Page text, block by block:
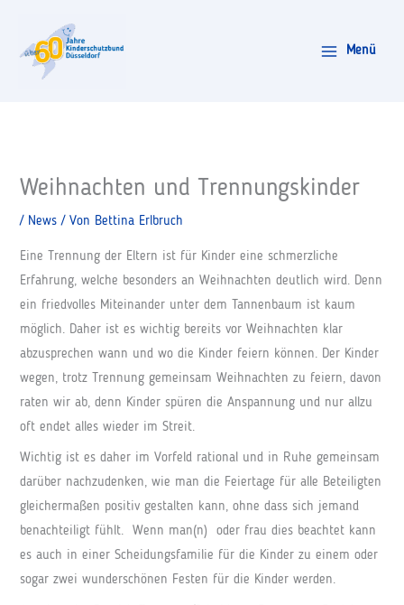
springen
Menü
Weihnachten und Trennungskinder
/ News / Von Bettina Erlbruch
Eine Trennung der Eltern ist für Kinder eine schmerzliche
Erfahrung, welche besonders an Weihnachten deutlich wird. Denn
ein friedvolles Miteinander unter dem Tannenbaum ist kaum
möglich. Daher ist es wichtig bereits vor Weihnachten klar
abzusprechen wann und wo die Kinder feiern können. Der Kinder
wegen, trotz Trennung gemeinsam Weihnachten zu feiern, davon
raten wir ab, denn Kinder spüren die Anspannung und nur allzu
oft endet alles wieder im Streit.
Wichtig ist es daher im Vorfeld rational und in Ruhe gemeinsam
darüber nachzudenken, wie man die Feiertage für alle Beteiligten
gleichermaßen positiv gestalten kann, ohne dass sich jemand
benachteiligt fühlt. Wenn man(n) oder frau dies beachtet kann
es auch in einer Scheidungsfamilie für die Kinder zu einem oder
sogar zwei wunderschönen Festen für die Kinder werden.